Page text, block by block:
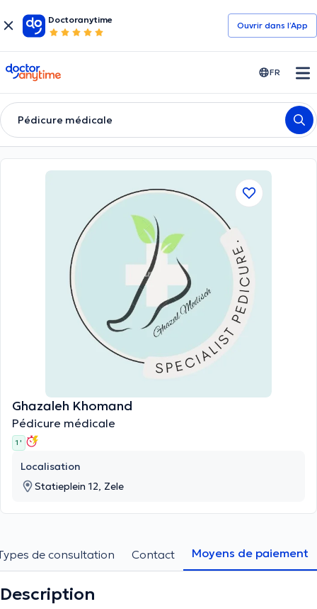
Doctoranytime
Ouvrir dans l’App
doctoranytime FR
Pédicure médicale
Ghazaleh Khomand
Pédicure médicale
1 '
Localisation
Statieplein 12, Zele
de consultation Contact Moyens de paiement
Description